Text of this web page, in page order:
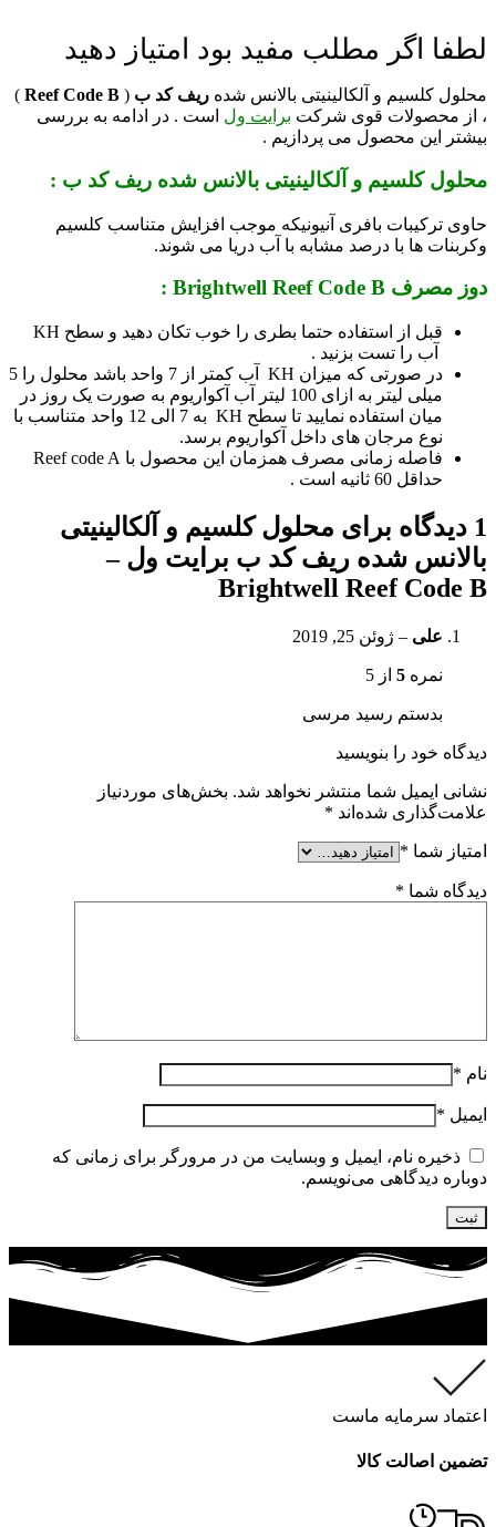
لطفا اگر مطلب مفید بود امتیاز دهید
محلول کلسیم و آلکالینیتی بالانس شده ریف کد ب (
Reef Code B
)
، از محصولات قوی شرکت برایت ول است . در ادامه به بررسی
بیشتر این محصول می پردازیم .
محلول کلسیم و آلکالینیتی بالانس شده ریف کد ب :
حاوی ترکیبات بافری آنیونیکه موجب افزایش متناسب کلسیم
وکربنات ها با درصد مشابه با آب دریا می شوند.
دوز مصرف Brightwell Reef Code B :
قبل از استفاده حتما بطری را خوب تکان دهید و سطح KH
آب را تست بزنید .
در صورتی که میزان KH آب کمتر از 7 واحد باشد محلول را 5
میلی لیتر به ازای 100 لیتر آب آکواریوم به صورت یک روز در
میان استفاده نمایید تا سطح KH به 7 الی 12 واحد متناسب با
نوع مرجان های داخل آکواریوم برسد.
فاصله زمانی مصرف همزمان این محصول با Reef code A
حداقل 60 ثانیه است .
1 دیدگاه برای
محلول کلسیم و آلکالینیتی
بالانس شده ریف کد ب برایت ول –
Brightwell Reef Code B
علی – ژوئن 25, 2019
نمره 5 از 5
بدستم رسید مرسی
دیدگاه خود را بنویسید
نشانی ایمیل شما منتشر نخواهد شد. بخش‌های موردنیاز
علامت‌گذاری شده‌اند *
امتیاز شما *
دیدگاه شما *
نام *
ایمیل *
ذخیره نام، ایمیل و وبسایت من در مرورگر برای زمانی که
دوباره دیدگاهی می‌نویسم.
اعتماد سرمایه ماست
تضمین اصالت کالا